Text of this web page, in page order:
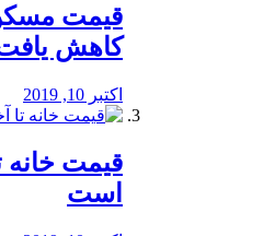
کاهش
اکتبر 10, 2019
قیمت
است